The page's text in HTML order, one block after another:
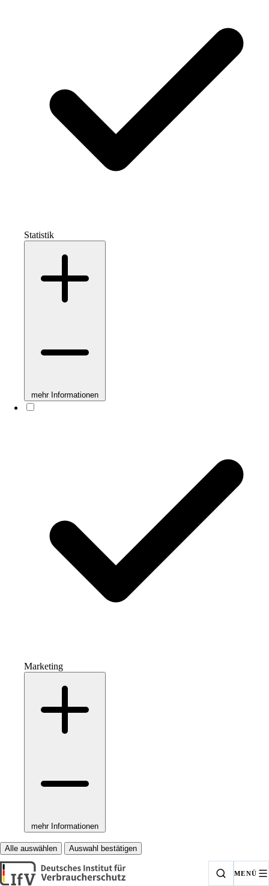
Statistik
mehr Informationen
Marketing
mehr Informationen
Alle auswählen Auswahl bestätigen
MENÜ